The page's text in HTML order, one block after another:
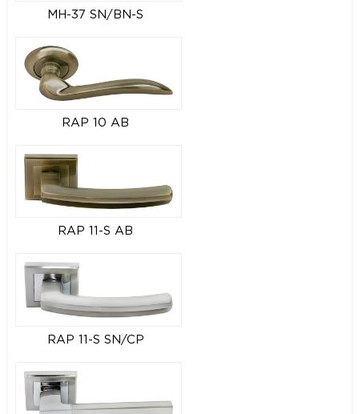
MH-37 SN/BN-S
RAP 10 AB
RAP 11-S AB
RAP 11-S SN/CP